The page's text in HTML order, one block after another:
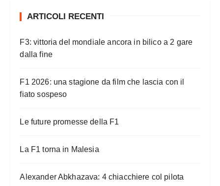
ARTICOLI RECENTI
F3: vittoria del mondiale ancora in bilico a 2 gare
dalla fine
F1 2026: una stagione da film che lascia con il
fiato sospeso
Le future promesse della F1
La F1 torna in Malesia
Alexander Abkhazava: 4 chiacchiere col pilota